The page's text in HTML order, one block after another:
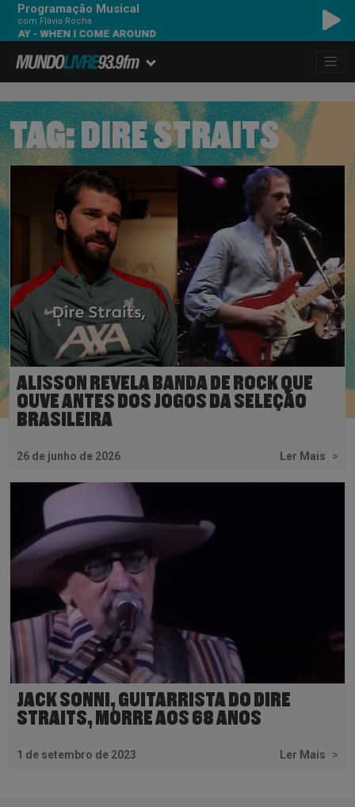
Programação Musical
com Flávia Rocha
WHEN I COME AROUND
TAG: DIRE STRAITS
ALISSON REVELA BANDA DE ROCK QUE
OUVE ANTES DOS JOGOS DA SELEÇÃO
BRASILEIRA
26 de junho de 2026 Ler Mais >
JACK SONNI, GUITARRISTA DO DIRE
STRAITS, MORRE AOS 68 ANOS
1 de setembro de 2023 Ler Mais >